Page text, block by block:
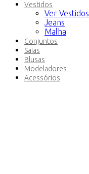
Vestidos
Ver Vestidos
Jeans
Malha
Conjuntos
Saias
Blusas
Modeladores
Acessórios